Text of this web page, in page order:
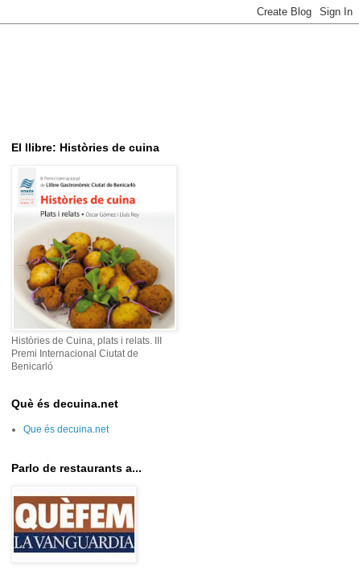
El llibre: Històries de cuina
Històries de Cuina, plats i relats. III
Premi Internacional Ciutat de
Benicarló
Què és decuina.net
Que és decuina.net
Parlo de restaurants a...